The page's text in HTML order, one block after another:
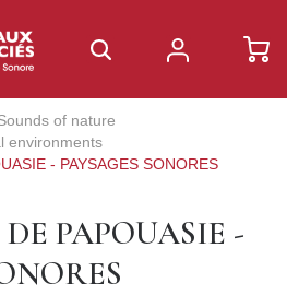
of nature
environments
- PAYSAGES SONORES
PAPOUASIE -